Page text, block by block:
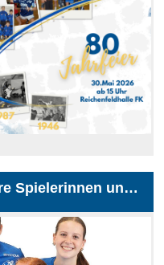
Neues Starterset für unsere Spielerinnen und Spieler